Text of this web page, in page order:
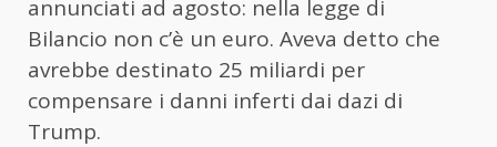
annunciati ad agosto: nella legge di
Bilancio non c’è un euro. Aveva detto che
avrebbe destinato 25 miliardi per
compensare i danni inferti dai dazi di
Trump.